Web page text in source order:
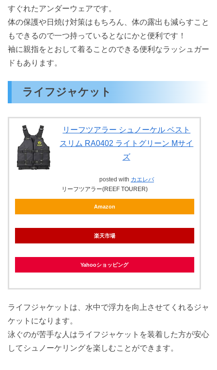
すぐれたアンダーウェアです。
体の保護や日焼け対策はもちろん、体の露出も減らすこと
もできるので一つ持っているとなにかと便利です！
袖に親指をとおして着ることのできる便利なラッシュガー
ドもあります。
ライフジャケット
リーフツアラー シュノーケル ベスト
スリム RA0402 ライトグリーン Mサイ
ズ
posted with カエレバ
リーフツアラー(REEF TOURER)
Amazon
楽天市場
Yahooショッピング
ライフジャケットは、水中で浮力を向上させてくれるジャ
ケットになります。
泳ぐのが苦手な人はライフジャケットを装着した方が安心
してシュノーケリングを楽しむことができます。